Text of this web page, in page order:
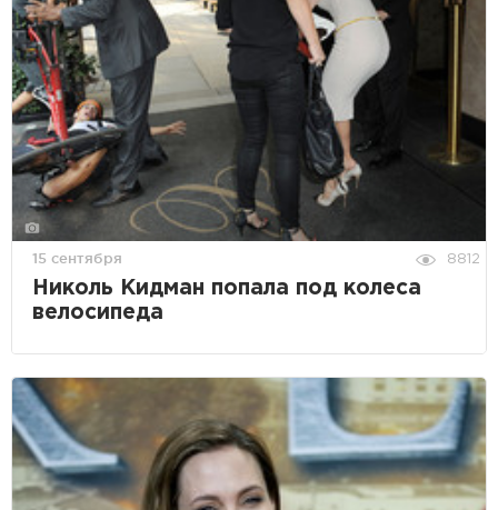
15 сентября 8812
Николь Кидман попала под колеса
велосипеда